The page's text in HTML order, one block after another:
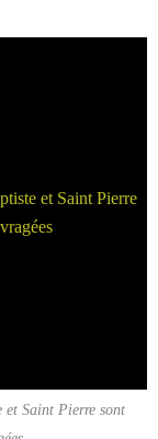
et Saint Pierre sont